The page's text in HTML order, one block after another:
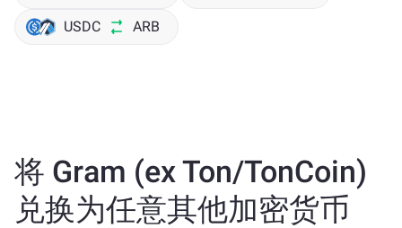
USDC ARB
将 Gram (ex Ton/TonCoin)
兑换为任意其他加密货币